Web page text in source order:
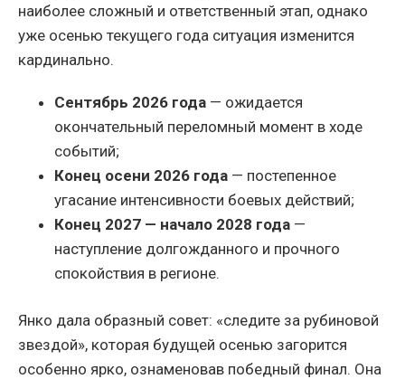
наиболее сложный и ответственный этап, однако
уже осенью текущего года ситуация изменится
кардинально.
Сентябрь 2026 года — ожидается
окончательный переломный момент в ходе
событий;
Конец осени 2026 года — постепенное
угасание интенсивности боевых действий;
Конец 2027 — начало 2028 года —
наступление долгожданного и прочного
спокойствия в регионе.
Янко дала образный совет: «следите за рубиновой
звездой», которая будущей осенью загорится
особенно ярко, ознаменовав победный финал. Она